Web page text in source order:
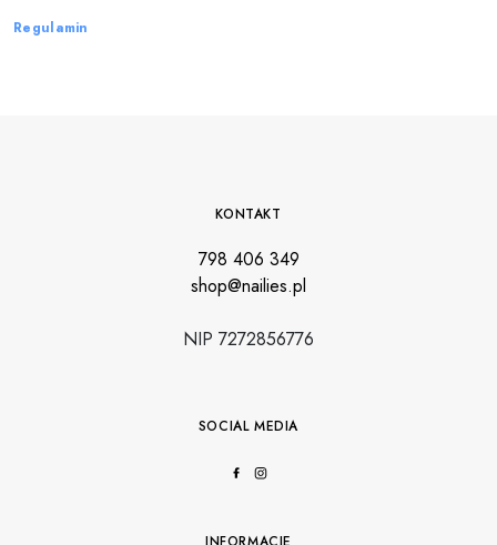
Regulamin
KONTAKT
798 406 349
shop@nailies.pl
NIP 7272856776
SOCIAL MEDIA